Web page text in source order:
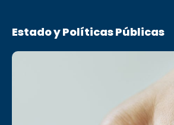
Estado y Políticas Públicas